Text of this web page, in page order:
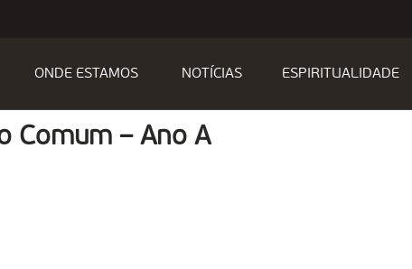
ONDE ESTAMOS NOTÍCIAS ESPIRITUALIDADE
Comum – Ano A